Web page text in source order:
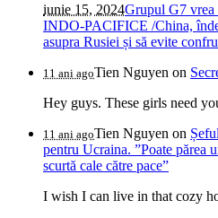
iunie 15, 2024Grupul G7 vrea
INDO-PACIFICE /China,
asupra Rusiei și să evite
11 ani agoTien Nguyen on
Hey guys. These girls need
11 ani agoTien Nguyen on
pentru Ucraina. ”Poate părea
scurtă cale către pace”
I wish I can live in that cozy